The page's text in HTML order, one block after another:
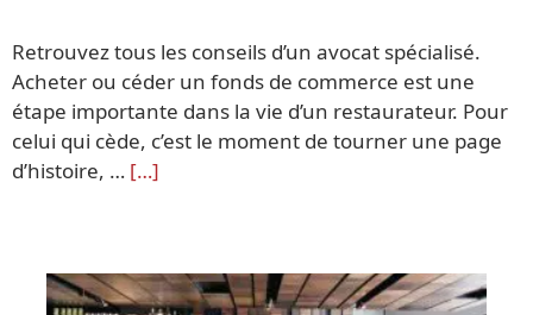
Retrouvez tous les conseils d’un avocat spécialisé.
Acheter ou céder un fonds de commerce est une
étape importante dans la vie d’un restaurateur. Pour
celui qui cède, c’est le moment de tourner une page
d’histoire, … […]